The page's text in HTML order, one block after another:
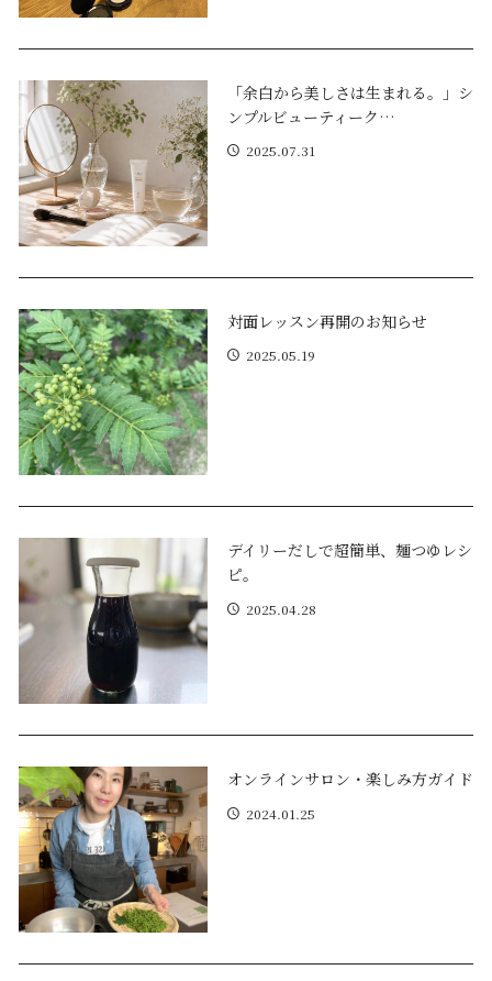
「余白から美しさは生まれる。」シ
ンプルビューティーク…
2025.07.31
対面レッスン再開のお知らせ
2025.05.19
デイリーだしで超簡単、麺つゆレシ
ピ。
2025.04.28
オンラインサロン・楽しみ方ガイド
2024.01.25